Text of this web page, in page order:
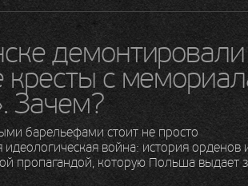
демонтировали
кресты с
Зачем?
барельефами стоит не просто
война: история орденов
пропагандой, которую Польша выдает